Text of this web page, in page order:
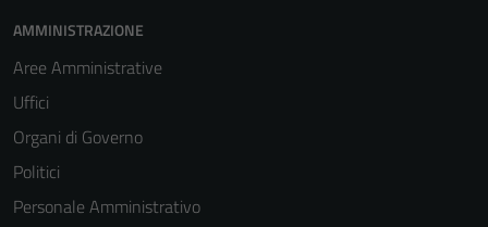
AMMINISTRAZIONE
Aree Amministrative
Uffici
Organi di Governo
Politici
Personale Amministrativo